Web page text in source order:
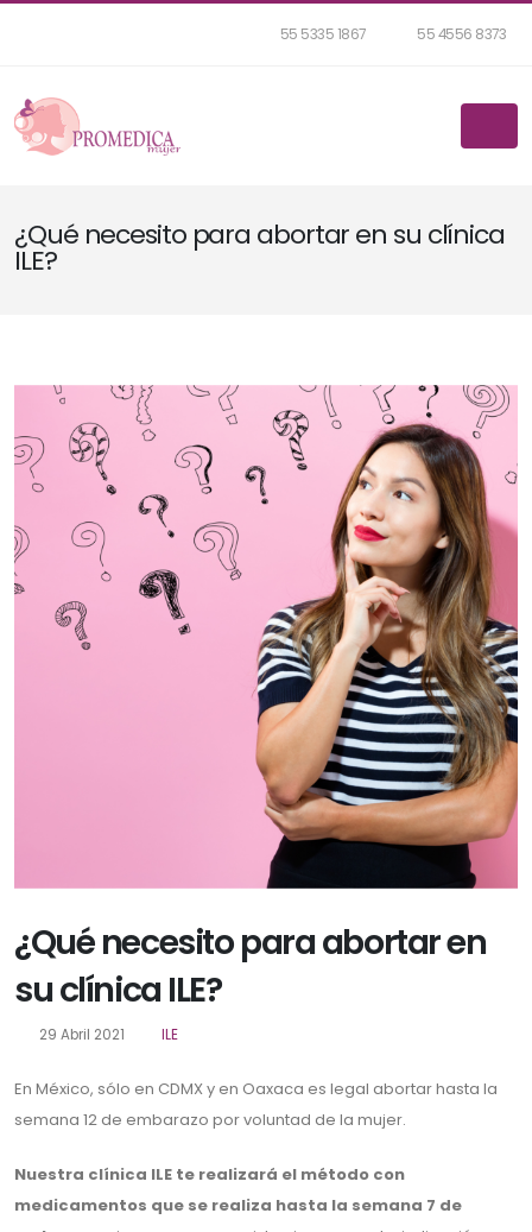
55 5335 1867 55 4556 8373
¿Qué necesito para abortar en su clínica
ILE?
¿Qué necesito para abortar en
su clínica ILE?
29 Abril 2021 ILE
En México, sólo en CDMX y en Oaxaca es legal abortar hasta la
semana 12 de embarazo por voluntad de la mujer.
Nuestra clínica ILE te realizará el método con
medicamentos que se realiza hasta la semana 7 de